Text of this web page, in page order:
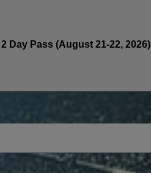
Day Pass (August 21-22, 2026)